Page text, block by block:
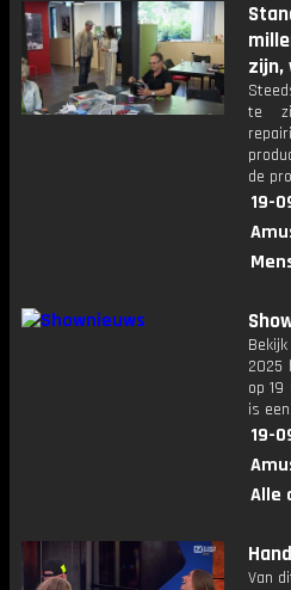
zijn,
te
de
19-
2025
op
is
19-
Alle
Van